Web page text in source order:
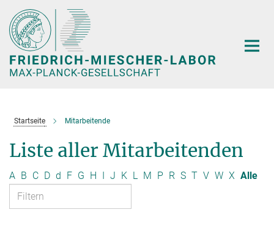
Hauptinhalt
Startseite Mitarbeitende
Liste aller Mitarbeitenden
A B C D d F G H I J K L M P R S T V W X Alle